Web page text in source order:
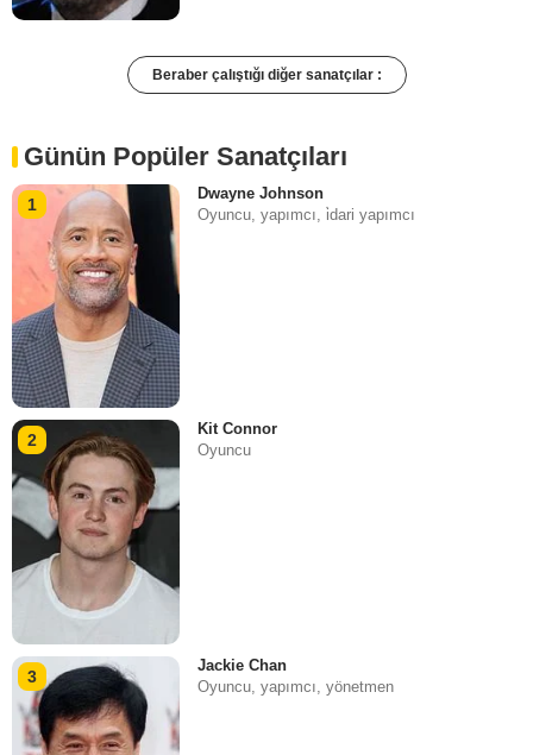
Beraber çalıştığı diğer sanatçılar :
Günün Popüler Sanatçıları
1
Dwayne Johnson
Oyuncu, yapımcı, i̇dari yapımcı
2
Kit Connor
Oyuncu
3
Jackie Chan
Oyuncu, yapımcı, yönetmen